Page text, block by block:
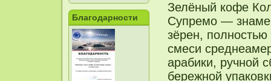
Благодарности
Зелёный кофе
Супремо —
зёрен,
смеси
арабики, ручной
бережной